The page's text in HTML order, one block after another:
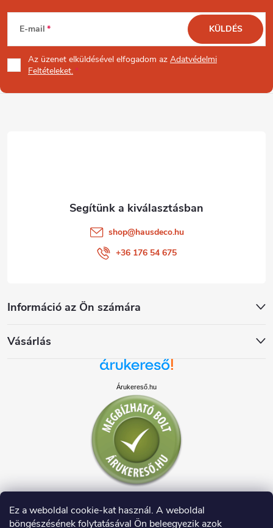
Ez a weboldal cookie-kat használ. A weboldal
böngészésének folytatásával Ön beleegyezik azok
L
á
b
E-mail
Az üzenet elküldésével elfogadom az Adatvédelmi
Feltételeket.
KÜLDÉS
Információ az Ön számára
Vásárlás
shop@hausdeco.hu
+36 176 54 675
Árukereső.hu